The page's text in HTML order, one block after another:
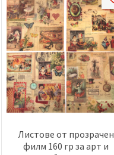
Листове от прозрачен
филм 160 гр за арт и